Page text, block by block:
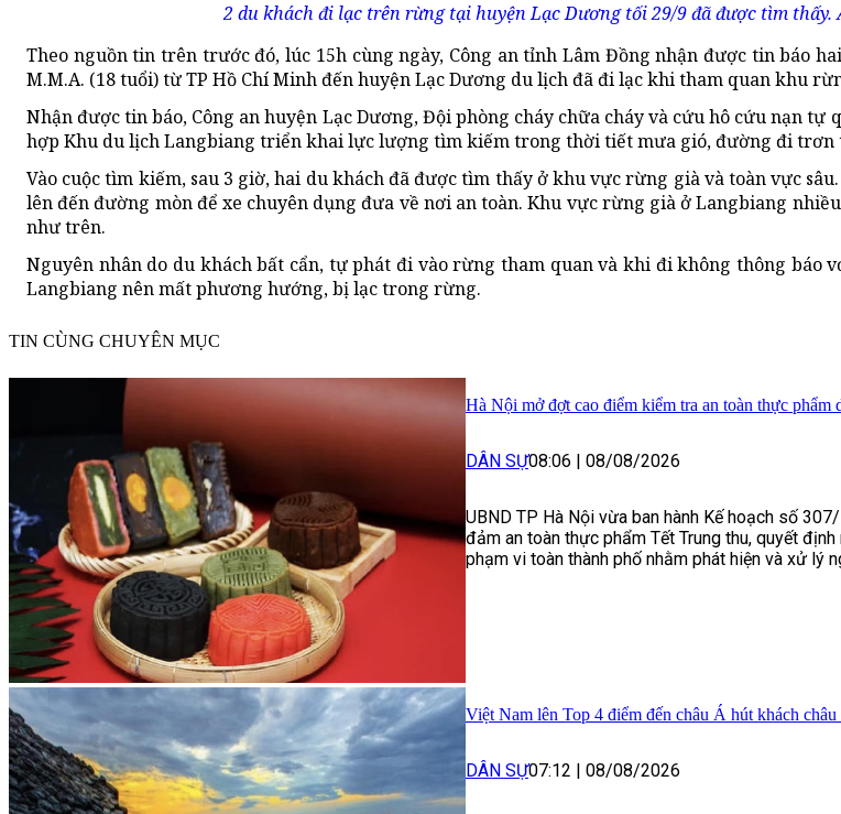
2 du khách đi lạc trên rừng tại huyện Lạc Dương tối 29/9 đã được tìm thấy.
Theo nguồn tin trên trước đó, lúc 15h cùng ngày, Công an tỉnh Lâm Đồng nhận được tin báo
M.M.A. (18 tuổi) từ TP Hồ Chí Minh đến huyện Lạc Dương du lịch đã đi lạc khi tham quan khu
Nhận được tin báo, Công an huyện Lạc Dương, Đội phòng cháy chữa cháy và cứu hô cứu nạn tự
hợp Khu du lịch Langbiang triển khai lực lượng tìm kiếm trong thời tiết mưa gió, đường đi
Vào cuộc tìm kiếm, sau 3 giờ, hai du khách đã được tìm thấy ở khu vực rừng già và toàn vực
lên đến đường mòn để xe chuyên dụng đưa về nơi an toàn. Khu vực rừng già ở Langbiang
như trên.
Nguyên nhân do du khách bất cẩn, tự phát đi vào rừng tham quan và khi đi không thông báo
Langbiang nên mất phương hướng, bị lạc trong rừng.
TIN CÙNG CHUYÊN MỤC
Hà Nội mở đợt cao điểm kiểm tra an toàn thực phẩm
DÂN SỰ08:06 08/08/2026
UBND TP Hà Nội vừa ban hành Kế hoạch số
đảm an toàn thực phẩm Tết Trung thu, quyết
phạm vi toàn thành phố nhằm phát hiện và xử lý
Việt Nam lên Top 4 điểm đến châu Á hút khách
DÂN SỰ07:12 | 08/08/2026